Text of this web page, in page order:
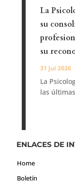
La
su
su
31 Jul 2026
La
las
ENLACES DE
Home
Boletín